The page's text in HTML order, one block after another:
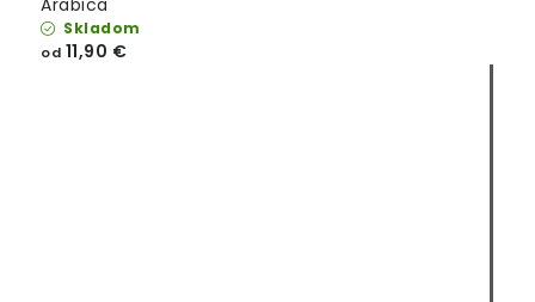
Arabica
Skladom
od 11,90 €